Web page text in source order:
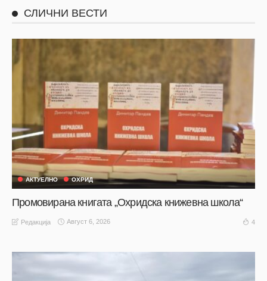
СЛИЧНИ ВЕСТИ
АКТУЕЛНО ОХРИД
Промовирана книгата „Охридска книжевна школа“
Редакција Август 6, 2026 4